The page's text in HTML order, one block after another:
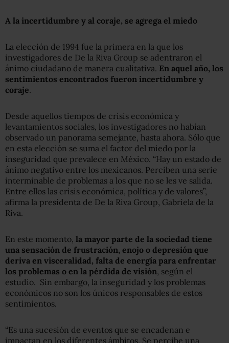
A la incertidumbre y al coraje, se agrega el miedo
La elección de 1994 fue la primera en la que los
investigadores de De la Riva Group se adentraron el
ánimo ciudadano de manera cualitativa. En aquel año, los
sentimientos encontrados fueron incertidumbre y
coraje.
Desde aquellos tiempos de crisis económica y
levantamientos sociales, los investigadores no habían
observado un panorama semejante, hasta ahora. Sólo que
en esta elección se suma el factor del miedo por la
inseguridad que prevalece en México. “Hay un estado de
ánimo negativo entre los mexicanos. Perciben una serie
interminable de problemas a los que no se les ve salida.
Entre ellos las crisis económica, política y de valores”,
afirma la presidenta de De la Riva Group, Gabriela de la
Riva.
En este momento, la mayor parte de la sociedad tiene
una sensación de frustración, enojo o depresión que
deriva en visceralidad, falta de energía para enfrentar
los problemas o en la pérdida de visión , según el
estudio. Sin embargo, la inseguridad y los problemas
económicos no son los únicos responsables de estos
sentimientos.
“Es una sucesión de eventos que se encadenan e
impactan en los diferentes ámbitos. Se percibe una